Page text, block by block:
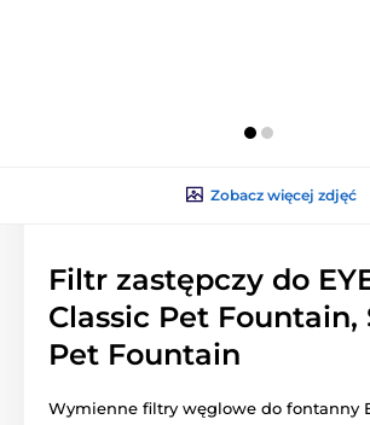
Zobacz więcej zdjęć
Filtr zastępczy do
Classic Pet Fountain,
Pet Fountain
Wymienne filtry węglowe do fontanny